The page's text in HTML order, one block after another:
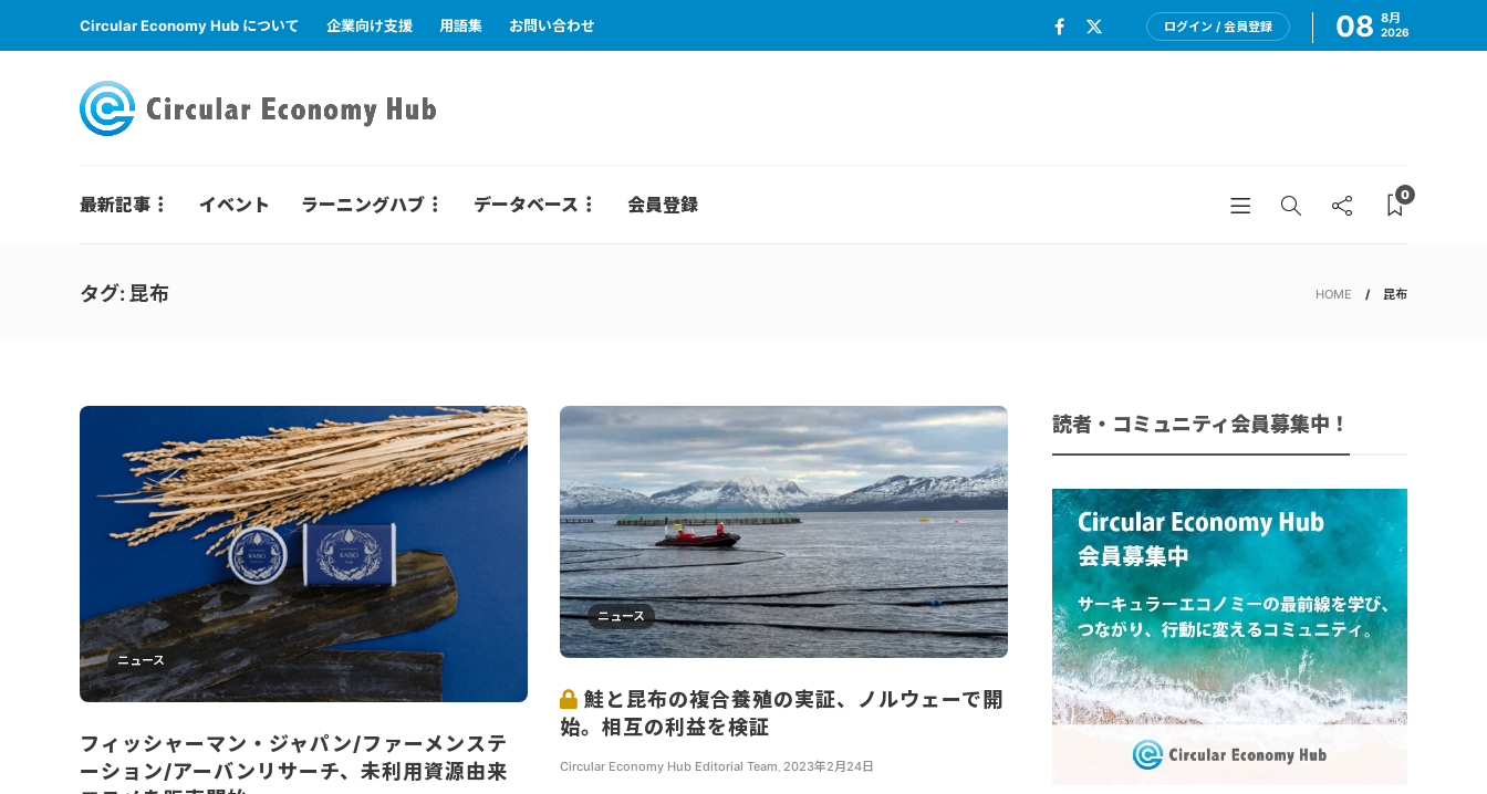
Circular Economy Hub について 企業向け支援 用語集 お問い合わせ ログイン / 会員登録 08 8月
2026
最新記事 イベント ラーニングハブ データベース 会員登録 0
タグ: 昆布 HOME 昆布
ニュース
フィッシャーマン・ジャパン/ファーメンステ
ーション/アーバンリサーチ、未利用資源由来
ニュース
鮭と昆布の複合養殖の実証、ノルウェーで開
始。相互の利益を検証
Circular Economy Hub Editorial Team 2023年2月24日
読者・コミュニティ会員募集中！